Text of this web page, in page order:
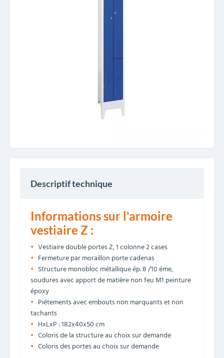
Descriptif technique
Informations sur l'armoire
vestiaire Z :
Vestiaire double portes Z, 1 colonne 2 cases
Fermeture par moraillon porte cadenas
Structure monobloc métallique ép. 8 /10 éme,
soudures avec apport de matière non feu M1 peinture
époxy
Piétements avec embouts non marquants et non
tachants
HxLxP : 182x40x50 cm
Coloris de la structure au choix sur demande
Coloris des portes au choix sur demande